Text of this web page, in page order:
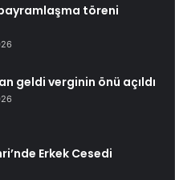
bayramlaşma töreni
geldi verginin önü açıldı
Erkek Cesedi